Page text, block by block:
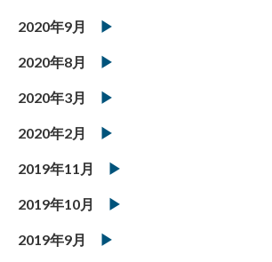
2020年9月
2020年8月
2020年3月
2020年2月
2019年11月
2019年10月
2019年9月